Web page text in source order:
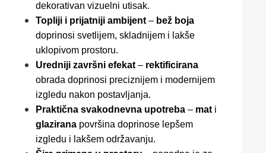
dekorativan vizuelni utisak.
Topliji i prijatniji ambijent – bež boja
doprinosi svetlijem, skladnijem i lakše
uklopivom prostoru.
Uredniji završni efekat – rektificirana
obrada doprinosi preciznijem i modernijem
izgledu nakon postavljanja.
Praktična svakodnevna upotreba – mat i
glazirana površina doprinose lepšem
izgledu i lakšem održavanju.